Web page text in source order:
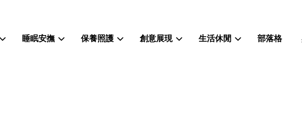
睡眠安撫 保養照護 創意展現 生活休閒 部落格